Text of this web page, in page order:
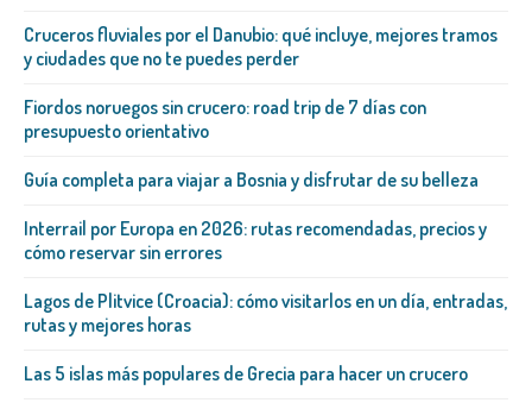
Cruceros fluviales por el Danubio: qué incluye, mejores tramos
y ciudades que no te puedes perder
Fiordos noruegos sin crucero: road trip de 7 días con
presupuesto orientativo
Guía completa para viajar a Bosnia y disfrutar de su belleza
Interrail por Europa en 2026: rutas recomendadas, precios y
cómo reservar sin errores
Lagos de Plitvice (Croacia): cómo visitarlos en un día, entradas,
rutas y mejores horas
Las 5 islas más populares de Grecia para hacer un crucero